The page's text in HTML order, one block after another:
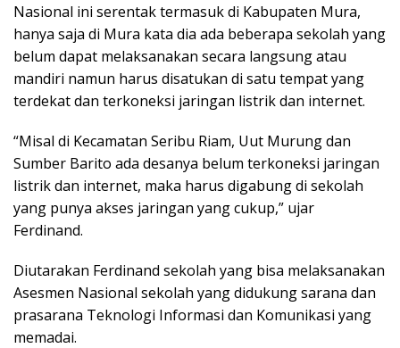
Nasional ini serentak termasuk di Kabupaten Mura,
hanya saja di Mura kata dia ada beberapa sekolah yang
belum dapat melaksanakan secara langsung atau
mandiri namun harus disatukan di satu tempat yang
terdekat dan terkoneksi jaringan listrik dan internet.
“Misal di Kecamatan Seribu Riam, Uut Murung dan
Sumber Barito ada desanya belum terkoneksi jaringan
listrik dan internet, maka harus digabung di sekolah
yang punya akses jaringan yang cukup,” ujar
Ferdinand.
Diutarakan Ferdinand sekolah yang bisa melaksanakan
Asesmen Nasional sekolah yang didukung sarana dan
prasarana Teknologi Informasi dan Komunikasi yang
memadai.